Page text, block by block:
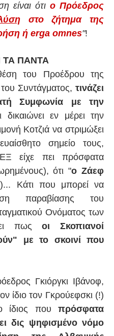
είναι ότι ο Πρόεδρος
στο ζήτημα της
ή erga omnes"!
ΤΑ ΠΑΝΤΑ
του Προέδρου της
Συντάγματος, τινάζει
Συμφωνία με την
δικαιώνει εν μέρει την
Κοτζιά να στριμώξει
σημείο τους,
είχε πει πρόσφατα
ότι "ο Ζάεφ
)... Κάτι που μπορεί να
παραβίασης του
Ονόματος των
πωςοι Σκοπιανοί
με το σκοινί που
Γκιόργκι Ιβάνοφ,
ίδιο τον Γκρούεφσκι (!)
ίδιος που πρόσφατα
δις ψηφισμένο νόμο